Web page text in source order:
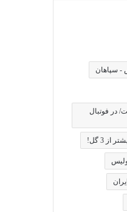
- سپاهان
در فوتبال